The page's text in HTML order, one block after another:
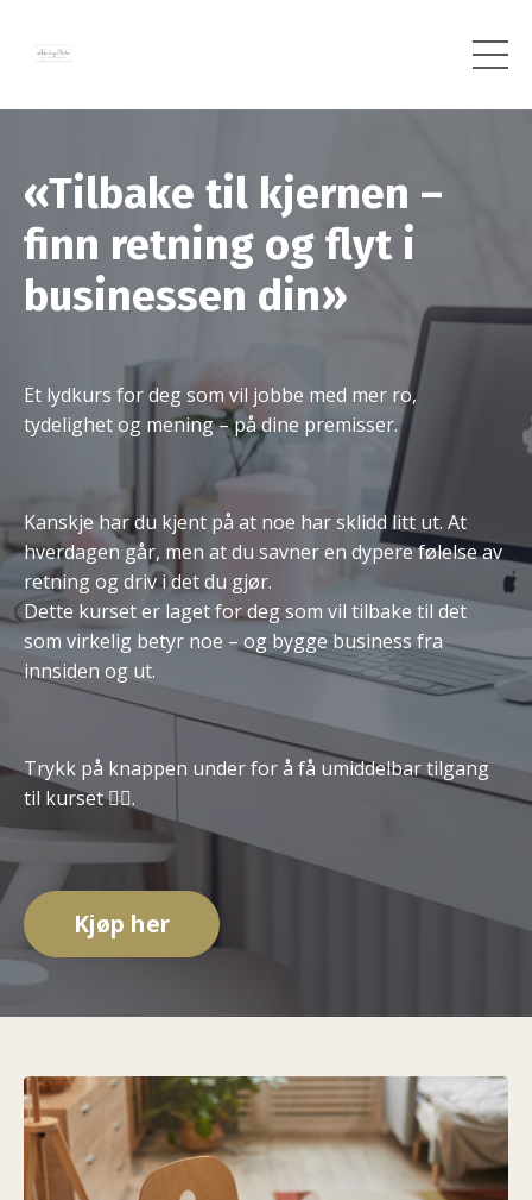
«Tilbake til kjernen –
finn retning og flyt i
businessen din»
Et lydkurs for deg som vil jobbe med mer ro,
tydelighet og mening – på dine premisser.
Kanskje har du kjent på at noe har sklidd litt ut. At
hverdagen går, men at du savner en dypere følelse av
retning og driv i det du gjør.
Dette kurset er laget for deg som vil tilbake til det
som virkelig betyr noe – og bygge business fra
innsiden og ut.
Trykk på knappen under for å få umiddelbar tilgang
til kurset 👇🏻.
Kjøp her